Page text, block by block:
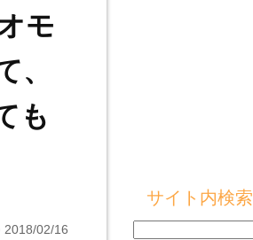
モ
、
も
2018/02/16
サイト内検索